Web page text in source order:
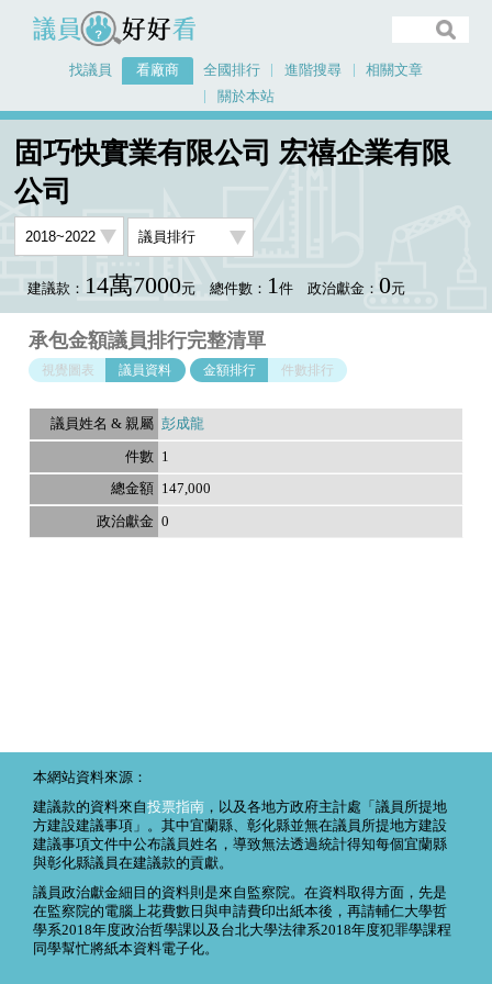
議員好好看
找議員 看廠商 全國排行 進階搜尋
相關文章
關於本站
固巧快實業有限公司 宏禧企業有限公司
固巧快實業有限公司 宏禧企業有限
公司
建議款： 14萬7000元 總件數： 1件 政治獻金： 0元
承包金額議員排行完整清單
視覺圖表 議員資料 金額排行 件數排行
彭成龍
1
147,000
0
本網站資料來源：
建議款的資料來自投票指南 ，以及各地方政府主計處「議員所提地
方建設建議事項」。其中宜蘭縣、彰化縣並無在議員所提地方建設
建議事項文件中公布議員姓名，導致無法透過統計得知每個宜蘭縣
與彰化縣議員在建議款的貢獻。
議員政治獻金細目的資料則是來自監察院。在資料取得方面，先是
在監察院的電腦上花費數日與申請費印出紙本後，再請輔仁大學哲
學系2018年度政治哲學課以及台北大學法律系2018年度犯罪學課程
同學幫忙將紙本資料電子化。